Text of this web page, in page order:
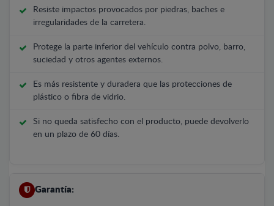
Resiste impactos provocados por piedras, baches e
irregularidades de la carretera.
Protege la parte inferior del vehículo contra polvo, barro,
suciedad y otros agentes externos.
Es más resistente y duradera que las protecciones de
plástico o fibra de vidrio.
Si no queda satisfecho con el producto, puede devolverlo
en un plazo de 60 días.
Garantía: